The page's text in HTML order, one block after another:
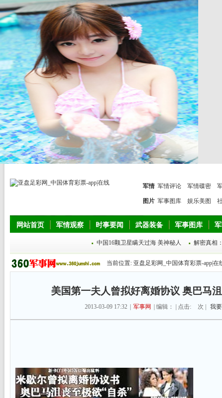
军情 军情评论 军情碟密
图片 军事图库 娱乐美图
网站首页 军情观察 时事要闻 武器装备 军事图库
中国16颗卫星瞒天过海 美神秘人 解密真相
当前位置: 亚盘足彩网_中国体育彩票-app|在
美国第一夫人曾拟好离婚协议 奥巴马
2013-03-09 17:32 军事网 | 编辑： | 点击: 次 | 我